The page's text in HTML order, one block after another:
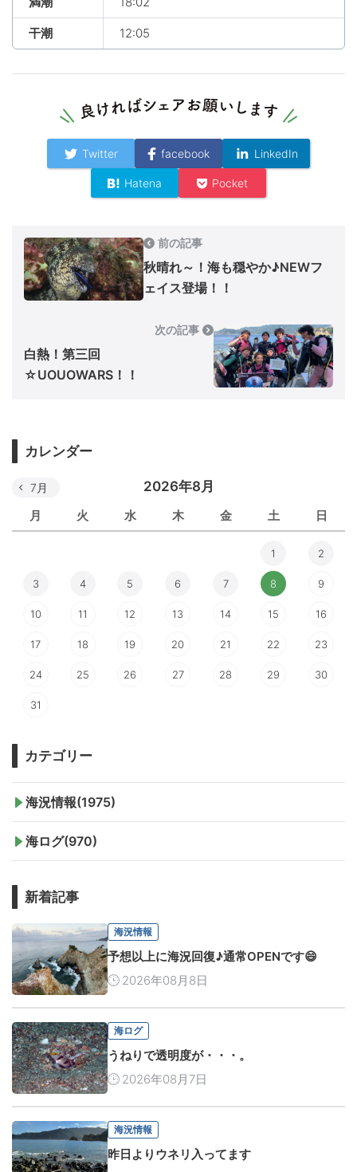
干潮 12:05
Twitter facebook LinkedIn
Hatena Pocket
前の記事
秋晴れ～！海も穏やか♪NEWフ
ェイス登場！！
次の記事
白熱！第三回
☆UOUOWARS！！
カレンダー
2026年8月
月 火 水 木 金 土 日
7月
1 2
3 4 5 6 7 8 9
10 11 12 13 14 15 16
17 18 19 20 21 22 23
24 25 26 27 28 29 30
31
カテゴリー
海況情報(1975)
海ログ(970)
新着記事
海況情報
予想以上に海況回復♪通常OPENです😄
2026年08月8日
海ログ
うねりで透明度が・・・。
2026年08月7日
海況情報
昨日よりウネリ入ってます